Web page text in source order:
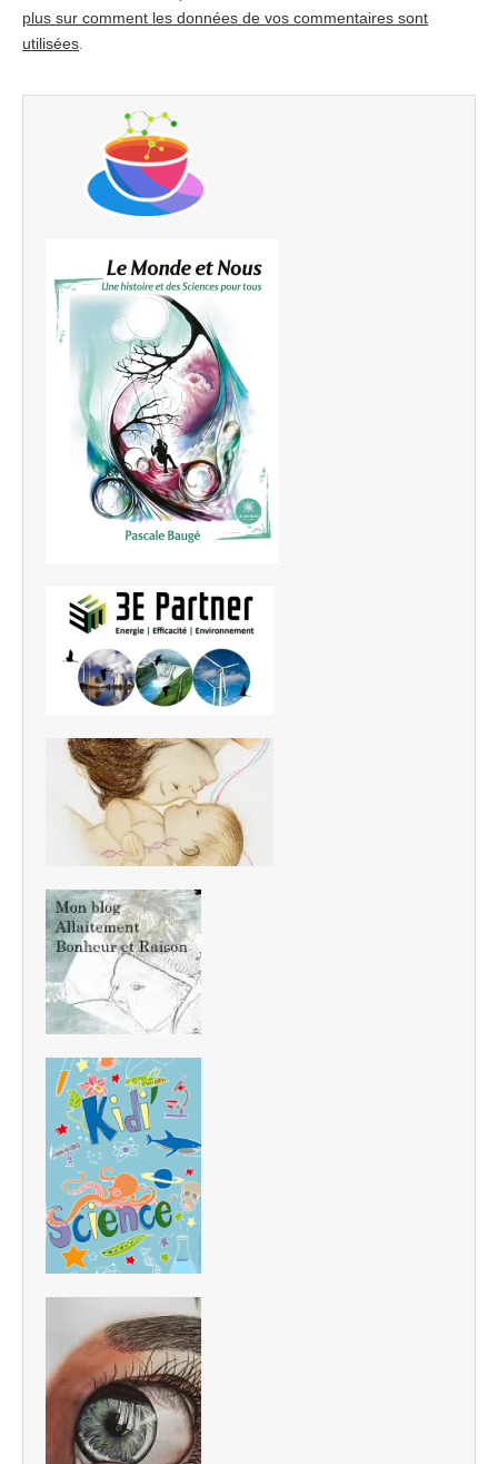
plus sur comment les données de vos commentaires sont
utilisées